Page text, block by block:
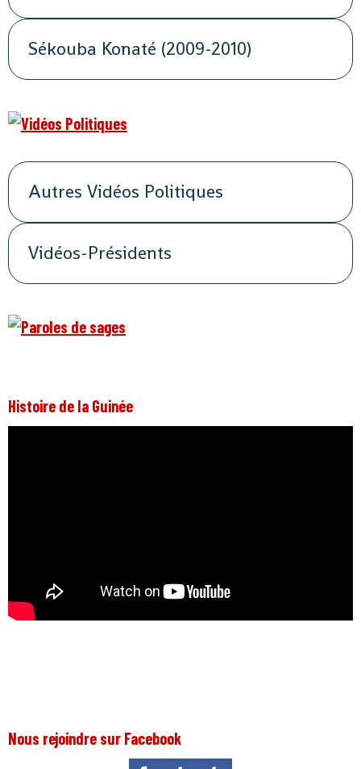
Sékouba Konaté (2009-2010)
Autres Vidéos Politiques
Vidéos-Présidents
Histoire de la Guinée
Nous rejoindre sur Facebook